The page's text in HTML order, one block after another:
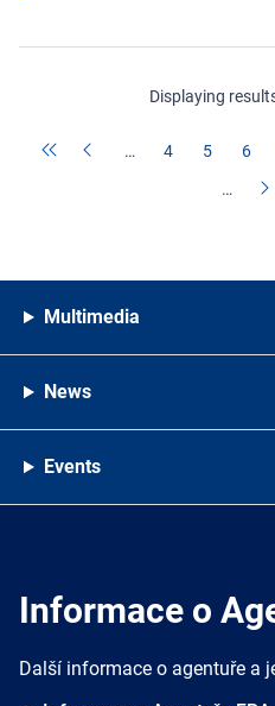
Displaying
… 4 5 6
…
Multimedia
News
Events
Informace o
Další informace o agentuře a